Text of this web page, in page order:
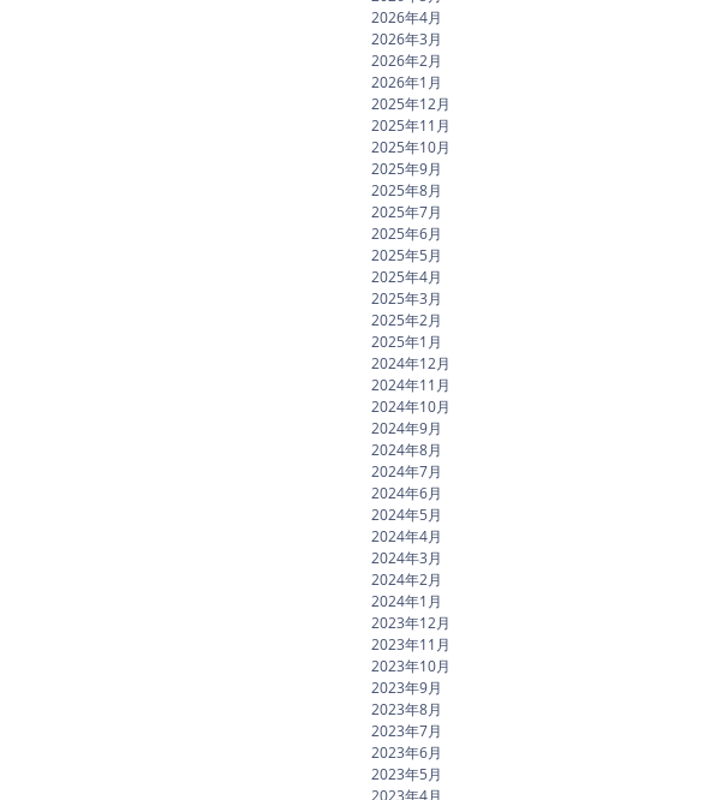
2026年4月
2026年3月
2026年2月
2026年1月
2025年12月
2025年11月
2025年10月
2025年9月
2025年8月
2025年7月
2025年6月
2025年5月
2025年4月
2025年3月
2025年2月
2025年1月
2024年12月
2024年11月
2024年10月
2024年9月
2024年8月
2024年7月
2024年6月
2024年5月
2024年4月
2024年3月
2024年2月
2024年1月
2023年12月
2023年11月
2023年10月
2023年9月
2023年8月
2023年7月
2023年6月
2023年5月
2023年4月